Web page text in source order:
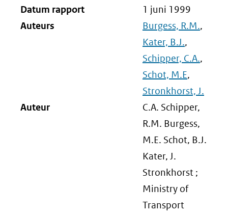
Datum rapport
1 juni 1999
Auteurs
Burgess, R.M.,
Kater, B.J.,
Schipper, C.A.,
Schot, M.E,
Stronkhorst, J.
Auteur
C.A. Schipper,
R.M. Burgess,
M.E. Schot, B.J.
Kater, J.
Stronkhorst ;
Ministry of
Transport